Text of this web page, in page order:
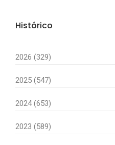
Histórico
2026 (329)
2025 (547)
2024 (653)
2023 (589)